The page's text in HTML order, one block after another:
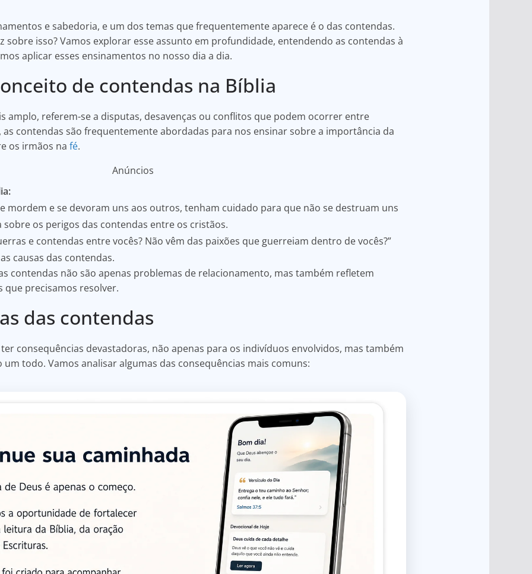
e sabedoria, e um dos temas que frequentemente aparece é o das contendas.
sobre isso? Vamos explorar esse assunto em profundidade, entendendo as contendas à
aplicar esses ensinamentos no nosso dia a dia.
de contendas na Bíblia
amplo, referem-se a disputas, desavenças ou conflitos que podem ocorrer entre
contendas são frequentemente abordadas para nos ensinar sobre a importância da
os irmãos na fé.
Anúncios
mordem e se devoram uns aos outros, tenham cuidado para que não se destruam uns
sobre os perigos das contendas entre os cristãos.
e contendas entre vocês? Não vêm das paixões que guerreiam dentro de vocês?”
causas das contendas.
contendas não são apenas problemas de relacionamento, mas também refletem
que precisamos resolver.
das contendas
consequências devastadoras, não apenas para os indivíduos envolvidos, mas também
todo. Vamos analisar algumas das consequências mais comuns: